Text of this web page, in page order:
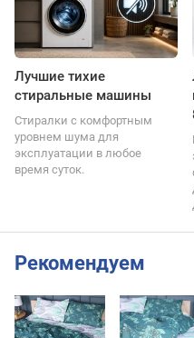
Лучшие тихие
стиральные машины
Стиралки с комфортным
уровнем шума для
эксплуатации в любое
время суток.
Рекомендуем